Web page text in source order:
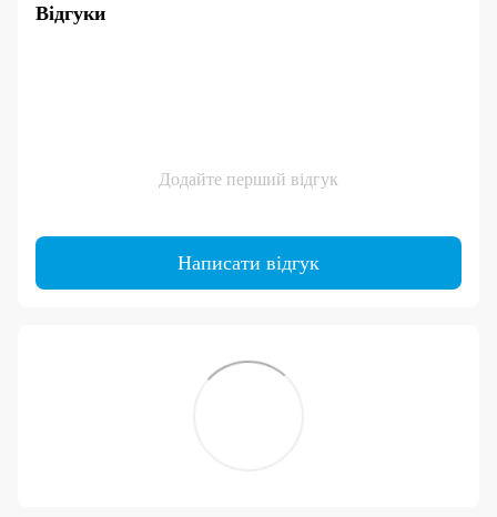
Відгуки
Додайте перший відгук
Написати відгук